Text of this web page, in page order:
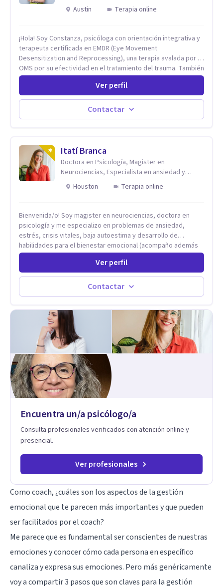
Austin Terapia online
¡Hola! Soy Constanza, psicóloga con orientación integrativa y
terapeuta certificada en EMDR (Eye Movement
Desensitization and Reprocessing), una terapia avalada por la
OMS por su efectividad en el tratamiento del trauma. También
estoy certificada en Prácticas Informadas en Trauma (CPT-I)
por la Asociación Internacional de Psicotraumatología. Creo
en la importancia de una primera sesión personalizada, donde
puedas contarme qué te trae por aquí, conocer mi forma de
trabajar y ver si te sentís cómodo con mi estilo. El vínculo
perspectiva de género, sensibilidad al trauma y orientación
EMDR. Combino herramientas basadas en evidencia con una
presencia cálida, empática y respetuosa. Cada persona tiene
una historia única. Mi objetivo es ayudarte a comprender no
solo lo que te pasa, sino por qué te pasa, y acompañarte a
habitarte con más libertad.
Ver perfil
Contactar
Itatí Branca
Doctora en Psicología, Magister en
Neurociencias, Especialista en ansiedad y
mindfulness
Houston Terapia online
Bienvenida/o! Soy magister en neurociencias, doctora en
psicología y me especializo en problemas de ansiedad,
estrés, crisis vitales, baja autoestima y desarrollo de
habilidades para el bienestar emocional (acompaño además
problemáticas como la desregulación emocional, tendencias
perfeccionistas, liderazgo, problemas de sueño, depresión,
entre otras).
Ver perfil
Contactar
Encuentra un/a psicólogo/a
Consulta profesionales verificados con atención online y
presencial.
Ver profesionales
Como coach, ¿cuáles son los aspectos de la gestión
emocional que te parecen más importantes y que pueden
ser facilitados por el coach?
Me parece que es fundamental ser conscientes de nuestras
emocionesy conocer cómo cada persona en específico
canaliza y expresa sus emociones. Pero más genéricamente
voy a compartir 3 pasos que son claves para la gestión